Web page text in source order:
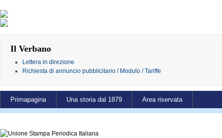
Il Verbano
Lettera in direzione
Richiesta di annuncio pubblicitario / Modulo / Tariffe
Primapagina Una storia dal 1879 Area riservata